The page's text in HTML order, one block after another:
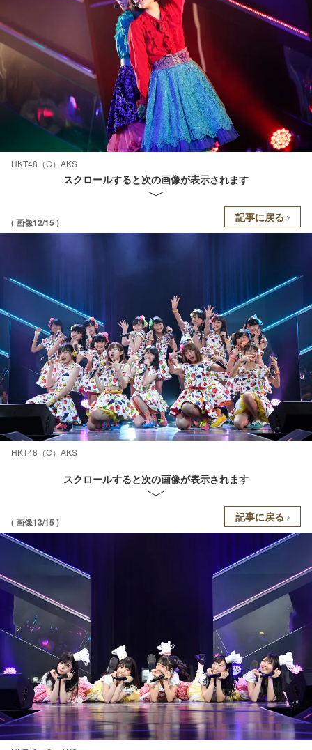
HKT48（C）AKS
スクロールすると次の画像が表示されます
( 画像12/15 ) 記事に戻る
HKT48（C）AKS
スクロールすると次の画像が表示されます
( 画像13/15 ) 記事に戻る